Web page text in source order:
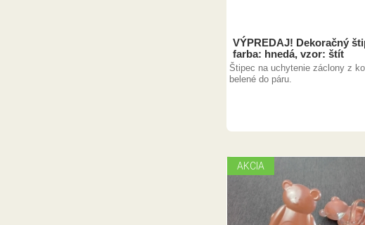
VÝPREDAJ! Dekoračný
farba: hnedá, vzor: štít
Štipec na uchytenie záclony z
belené do páru.
AKCIA